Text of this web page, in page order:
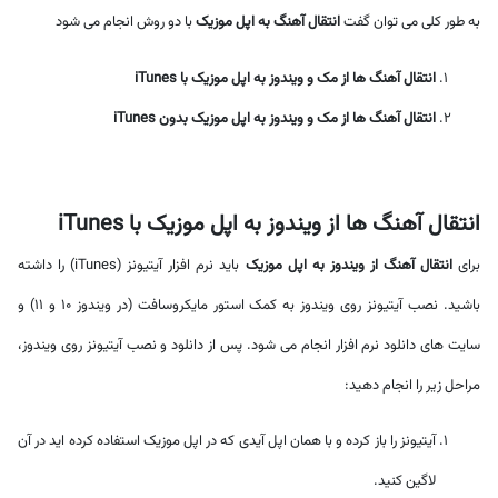
به طور کلی می توان گفتانتقال آهنگ به اپل موزیکبا دو روش انجام می شود
انتقال آهنگ ها از مک و ویندوز به اپل موزیک با iTunes
انتقال آهنگ ها از مک و ویندوز به اپل موزیک بدون iTunes
انتقال آهنگ ها از ویندوز به اپل موزیک با iTunes
برایانتقال آهنگ از ویندوز به اپل موزیک
باید نرم افزار آیتیونز (iTunes) را داشته
باشید. نصب آیتیونز روی ویندوز به کمک استور مایکروسافت (در ویندوز 10 و 11) و
سایت های دانلود نرم افزار انجام می شود. پس از دانلود و نصب آیتیونز روی ویندوز،
مراحل زیر را انجام دهید:
آیتیونز را باز کرده و با همان اپل آیدی که در اپل موزیک استفاده کرده اید در آن
لاگین کنید.